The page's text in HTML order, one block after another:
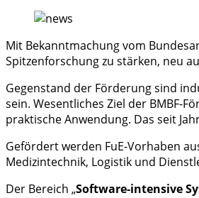
Mit Bekanntmachung vom
Spitzenforschung zu stärken, neu
Gegenstand der Förderung sind
sein. Wesentliches Ziel der BMBF-
praktische Anwendung. Das seit
Gefördert werden FuE-Vorhaben
Medizintechnik, Logistik und
Der Bereich „Software-intensive